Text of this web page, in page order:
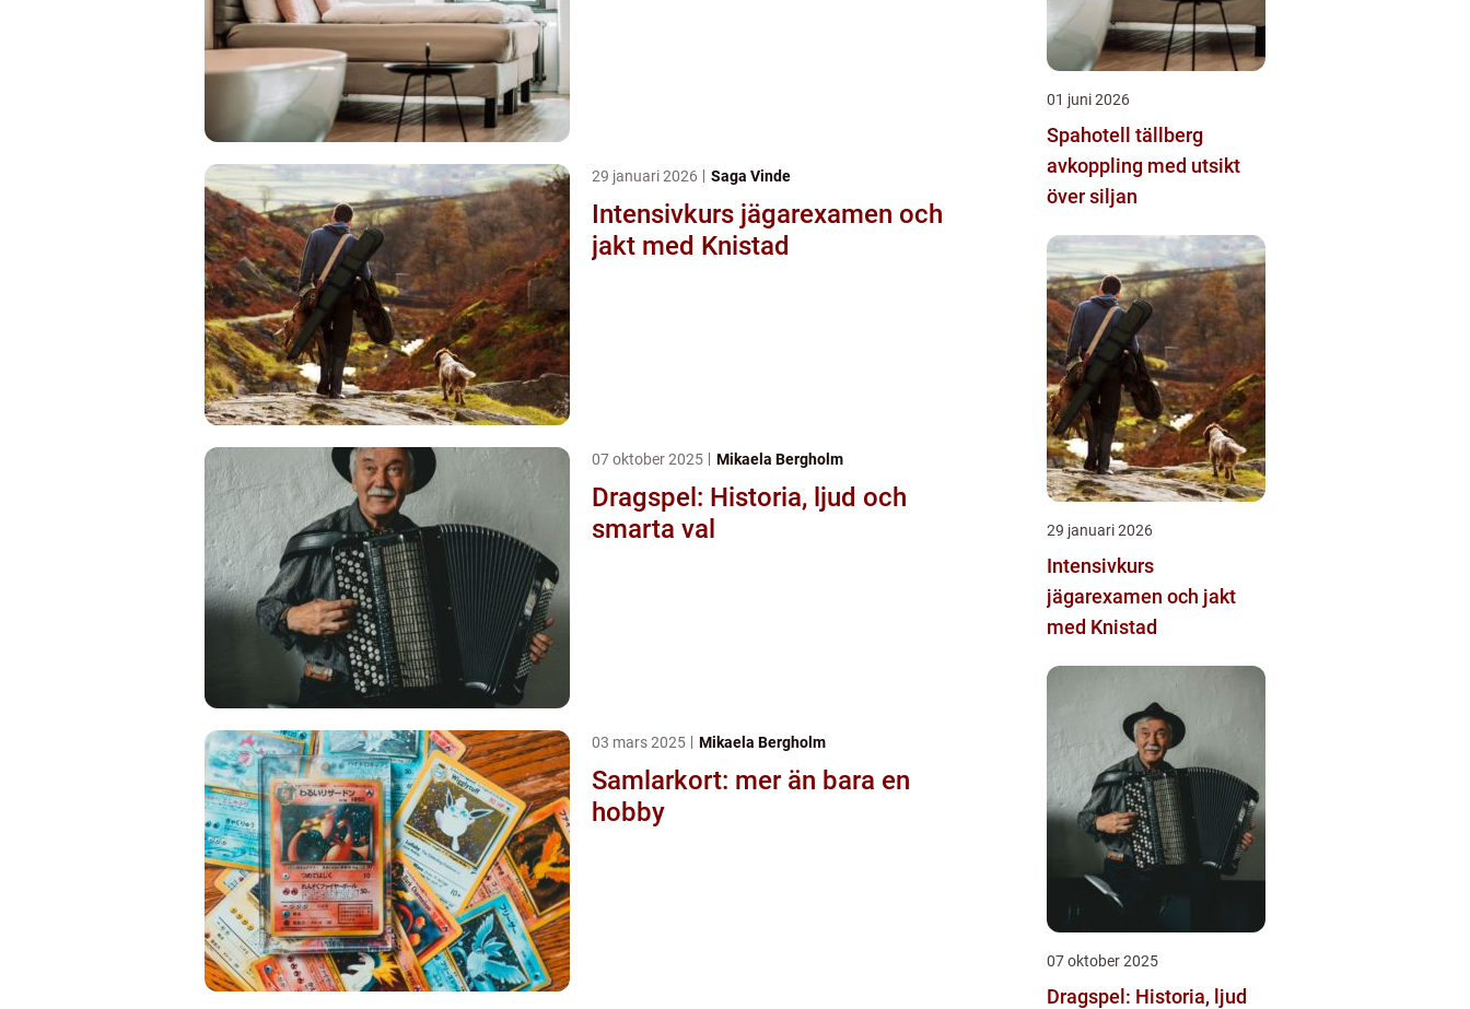
29 januari 2026 Saga Vinde
Intensivkurs jägarexamen och
jakt med Knistad
07 oktober 2025 Mikaela Bergholm
Dragspel: Historia, ljud och
smarta val
03 mars 2025 Mikaela Bergholm
Samlarkort: mer än bara en
hobby
01 juni 2026
Spahotell tällberg
avkoppling med utsikt
över siljan
29 januari 2026
Intensivkurs
jägarexamen och jakt
med Knistad
07 oktober 2025
Dragspel: Historia, ljud